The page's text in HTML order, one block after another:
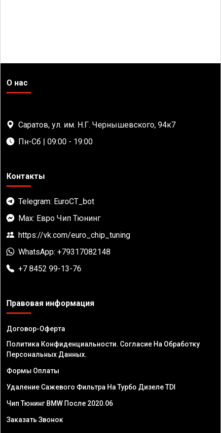
О нас
Саратов, ул. им. Н.Г. Чернышевского, 94к7
Пн-Сб | 09:00 - 19:00
Контакты
Telegram: EuroCT_bot
Max: Евро Чип Тюнинг
https://vk.com/euro_chip_tuning
WhatsApp: +79317082148
+7 8452 99-13-76
Правовая информация
Договор-Оферта
Политика Конфиденциальности. Согласие На Обработку
Персональных Данных.
Формы Оплаты
Удаление Сажевого Фильтра На Турбо Дизеле TDI
Чип Тюнинг BMW После 2020.06
Заказать Звонок